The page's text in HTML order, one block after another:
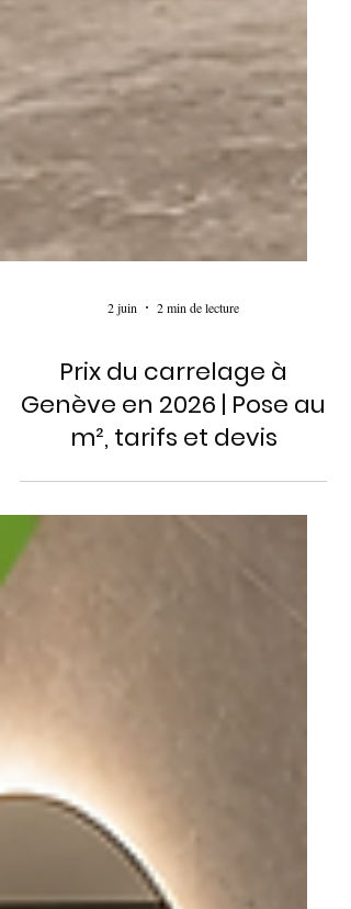
2 juin 2 min de lecture
Prix du carrelage à
Genève en 2026 | Pose au
m², tarifs et devis